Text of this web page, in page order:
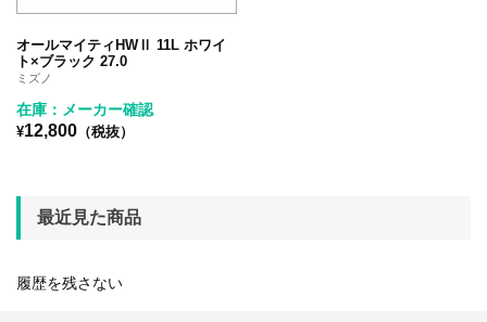
オールマイティHWⅡ 11L ホワイ
ト×ブラック 27.0
ミズノ
在庫：メーカー確認
¥12,800 （税抜）
最近見た商品
履歴を残さない